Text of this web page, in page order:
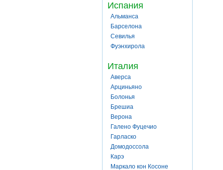
Испания
Альманса
Барселона
Севилья
Фуэнхирола
Италия
Аверса
Арциньяно
Болонья
Брешиа
Верона
Галено Фуцечио
Гарласко
Домодоссола
Карэ
Маркало кон Косоне